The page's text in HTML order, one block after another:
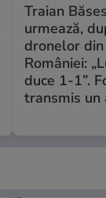
Traian
urmează,
dronelor
României:
duce 1-1”.
transmis un